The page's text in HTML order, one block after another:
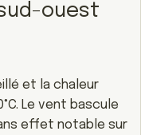
ouest
et la chaleur
Le vent bascule
effet notable sur